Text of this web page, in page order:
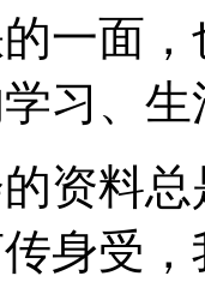
一面
习、
资料
身受